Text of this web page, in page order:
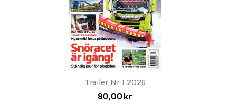
Trailer Nr 1 2026
80,00 kr